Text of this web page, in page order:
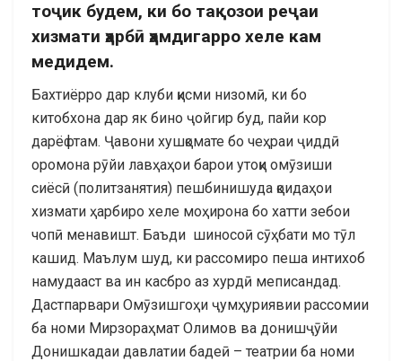
тоҷик будем, ки бо тақозои реҷаи
хизмати ҳарбӣ ҳамдигарро хеле кам
медидем.
Бахтиёрро дар клуби қисми низомӣ, ки бо
китобхона дар як бино ҷойгир буд, пайи кор
дарёфтам. Ҷавони хушқомате бо чеҳраи ҷиддӣ
оромона рӯйи лавҳаҳои барои утоқи омӯзиши
сиёсӣ (политзанятия) пешбинишуда қоидаҳои
хизмати ҳарбиро хеле моҳирона бо хатти зебои
чопӣ менавишт. Баъди шиносоӣ сӯҳбати мо тӯл
кашид. Маълум шуд, ки рассомиро пеша интихоб
намудааст ва ин касбро аз хурдӣ меписандад.
Дастпарвари Омӯзишгоҳи ҷумҳуриявии рассомии
ба номи Мирзораҳмат Олимов ва донишҷӯйи
Донишкадаи давлатии бадеӣ – театрии ба номи